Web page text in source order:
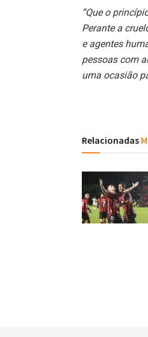
“Que o
Perante a
e agentes
pessoas com
uma ocasião
Relacionadas